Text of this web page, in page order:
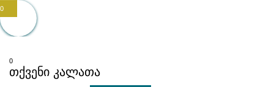
0
0
თქვენი კალათა